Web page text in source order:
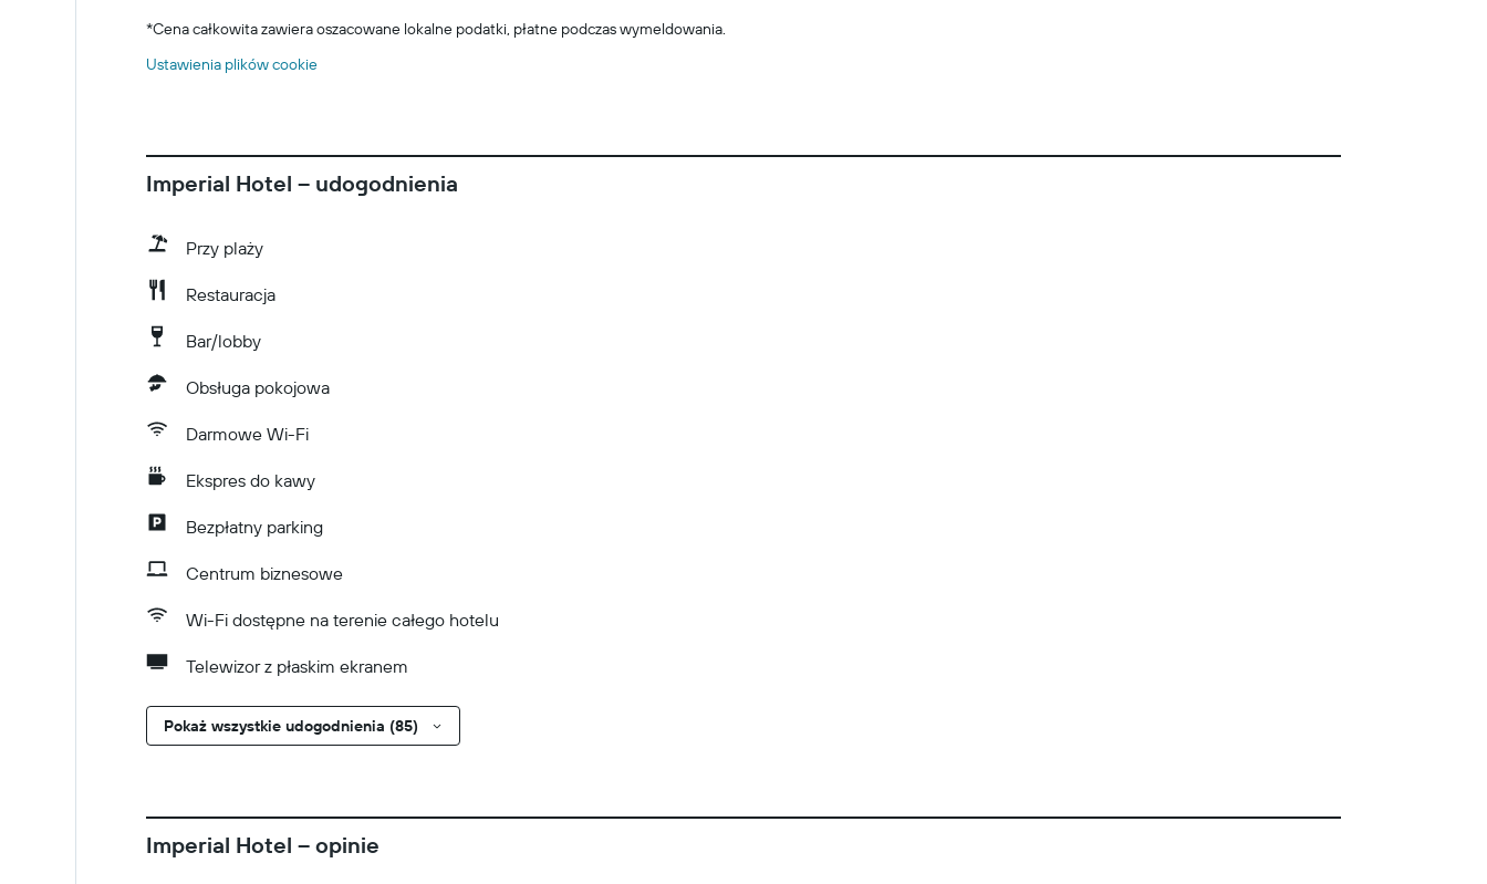
*Cena całkowita zawiera oszacowane lokalne podatki, płatne podczas wymeldowania.
Ustawienia plików cookie
Imperial Hotel – udogodnienia
Przy plaży
Restauracja
Bar/lobby
Obsługa pokojowa
Darmowe Wi-Fi
Ekspres do kawy
Bezpłatny parking
Centrum biznesowe
Wi-Fi dostępne na terenie całego hotelu
Telewizor z płaskim ekranem
Pokaż wszystkie udogodnienia (85)
Imperial Hotel – opinie